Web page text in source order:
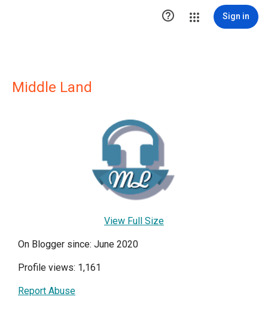
 Sign in
Middle Land
View Full Size
On Blogger since: June 2020
Profile views: 1,161
Report Abuse